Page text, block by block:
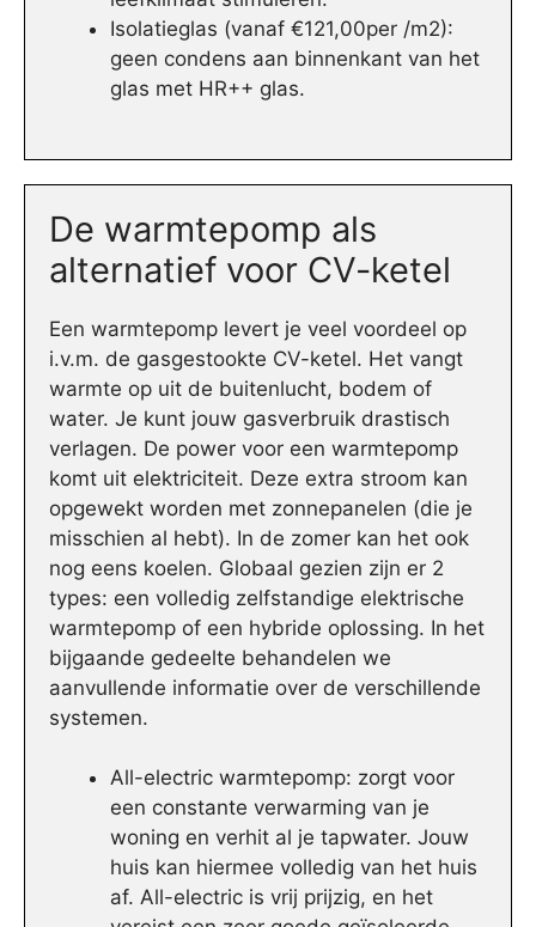
Isolatieglas (vanaf €121,00per /m2):
geen condens aan binnenkant van het
glas met HR++ glas.
De warmtepomp als
alternatief voor CV-ketel
Een warmtepomp levert je veel voordeel op
i.v.m. de gasgestookte CV-ketel. Het vangt
warmte op uit de buitenlucht, bodem of
water. Je kunt jouw gasverbruik drastisch
verlagen. De power voor een warmtepomp
komt uit elektriciteit. Deze extra stroom kan
opgewekt worden met zonnepanelen (die je
misschien al hebt). In de zomer kan het ook
nog eens koelen. Globaal gezien zijn er 2
types: een volledig zelfstandige elektrische
warmtepomp of een hybride oplossing. In het
bijgaande gedeelte behandelen we
aanvullende informatie over de verschillende
systemen.
All-electric warmtepomp: zorgt voor
een constante verwarming van je
woning en verhit al je tapwater. Jouw
huis kan hiermee volledig van het huis
af. All-electric is vrij prijzig, en het